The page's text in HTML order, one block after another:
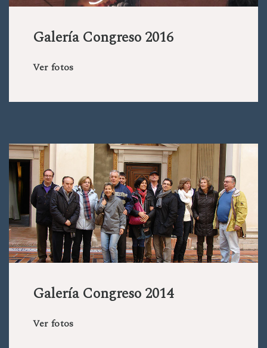
Galería Congreso 2016
Ver fotos
Galería Congreso 2014
Ver fotos